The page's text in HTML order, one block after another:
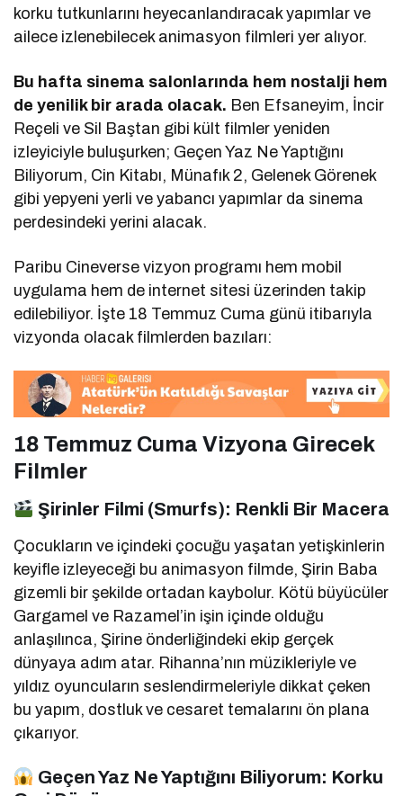
korku tutkunlarını heyecanlandıracak yapımlar ve
ailece izlenebilecek animasyon filmleri yer alıyor.
Bu hafta sinema salonlarında hem nostalji hem
de yenilik bir arada olacak. Ben Efsaneyim, İncir
Reçeli ve Sil Baştan gibi kült filmler yeniden
izleyiciyle buluşurken; Geçen Yaz Ne Yaptığını
Biliyorum, Cin Kitabı, Münafık 2, Gelenek Görenek
gibi yepyeni yerli ve yabancı yapımlar da sinema
perdesindeki yerini alacak.
Paribu Cineverse vizyon programı hem mobil
uygulama hem de internet sitesi üzerinden takip
edilebiliyor. İşte 18 Temmuz Cuma günü itibarıyla
vizyonda olacak filmlerden bazıları:
18 Temmuz Cuma Vizyona Girecek
Filmler
Şirinler Filmi (Smurfs): Renkli Bir Macera
Çocukların ve içindeki çocuğu yaşatan yetişkinlerin
keyifle izleyeceği bu animasyon filmde, Şirin Baba
gizemli bir şekilde ortadan kaybolur. Kötü büyücüler
Gargamel ve Razamel’in işin içinde olduğu
anlaşılınca, Şirine önderliğindeki ekip gerçek
dünyaya adım atar. Rihanna’nın müzikleriyle ve
yıldız oyuncuların seslendirmeleriyle dikkat çeken
bu yapım, dostluk ve cesaret temalarını ön plana
çıkarıyor.
Geçen Yaz Ne Yaptığını Biliyorum: Korku